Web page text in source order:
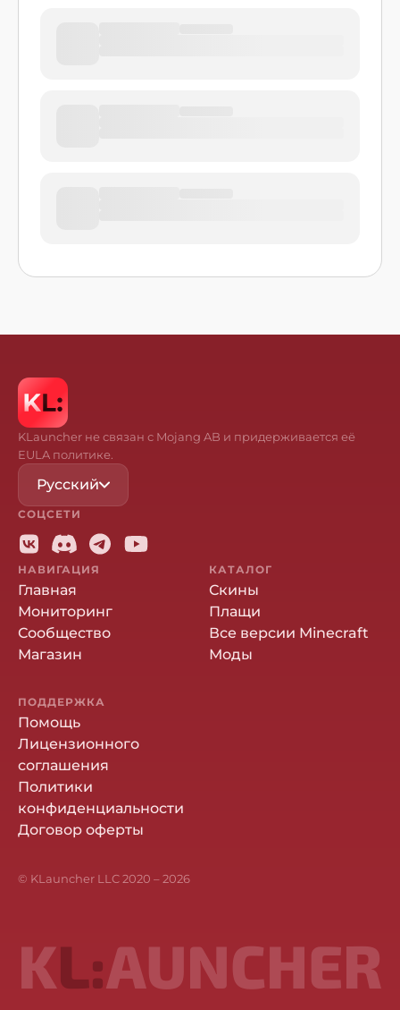
KLauncher не связан с Mojang AB и придерживается её
EULA политике.
Русский
СОЦСЕТИ
НАВИГАЦИЯ
Главная
Мониторинг
Сообщество
Магазин
КАТАЛОГ
Скины
Плащи
Все версии Minecraft
Моды
ПОДДЕРЖКА
Помощь
Лицензионного
соглашения
Политики
конфиденциальности
Договор оферты
© KLauncher LLC 2020 –2026
KL:AUNCHER